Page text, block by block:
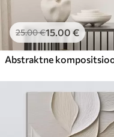
25.00€15.00 €